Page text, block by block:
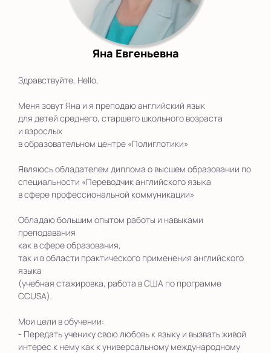
Яна Евгеньевна
Здравствуйте, Hello,
Меня зовут Яна и я преподаю английский язык
для детей среднего, старшего школьного возраста
и взрослых
в образовательном центре «Полиглотики»
Являюсь обладателем диплома о высшем образовании по
специальности «Переводчик английского языка
в сфере профессиональной коммуникации»
Обладаю большим опытом работы и навыками
преподавания
как в сфере образования,
так и в области практического применения английского
языка
(учебная стажировка, работа в США по программе
CCUSA).
Мои цели в обучении:
- Передать ученику свою любовь к языку и вызвать живой
интерес к нему как к универсальному международному